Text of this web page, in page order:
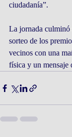
ciudadanía”.
La jornada culminó
sorteo de los
vecinos con una
física y un mensaje